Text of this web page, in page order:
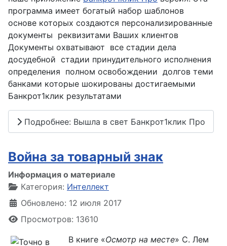
программа имеет богатый набор шаблонов
основе которых создаются персонализированные
документы реквизитами Ваших клиентов
Документы охватывают все стадии дела
досудебной стадии принудительного исполнения
определения полном освобождении долгов теми
банками которые шокированы достигаемыми
Банкрот1клик результатами
Подробнее: Вышла в свет Банкрот1клик Про
Война за товарный знак
Информация о материале
Категория: Интеллект
Обновлено: 12 июля 2017
Просмотров: 13610
В книге «Осмотр на месте» С. Лем